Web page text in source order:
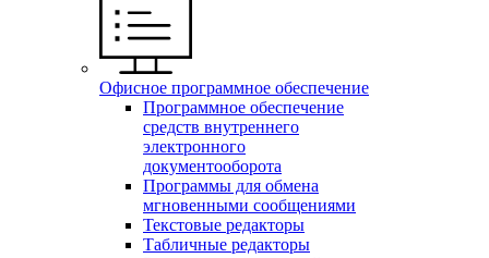
Офисное программное обеспечение
Программное обеспечение
средств внутреннего
электронного
документооборота
Программы для обмена
мгновенными сообщениями
Текстовые редакторы
Табличные редакторы